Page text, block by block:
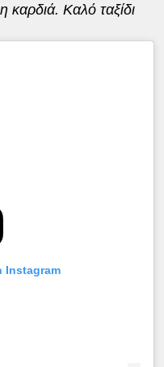
καρδιά. Καλό ταξίδι
Instagram